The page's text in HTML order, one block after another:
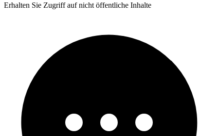
Erhalten Sie Zugriff auf nicht öffentliche Inhalte